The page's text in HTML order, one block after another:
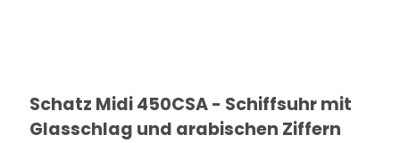
Schatz Midi 450CSA - Schiffsuhr mit
Glasschlag und arabischen Ziffern